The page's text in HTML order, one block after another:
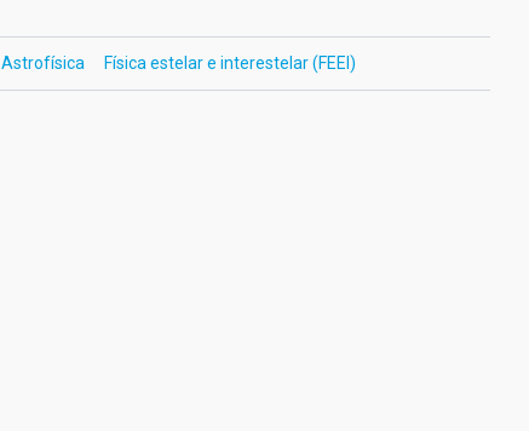
Astrofísica Física estelar e interestelar (FEEI)